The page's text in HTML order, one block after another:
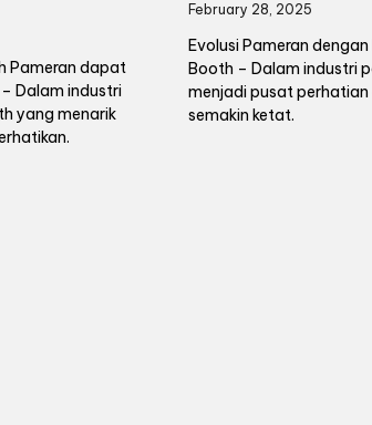
Pameran dapat
Dalam industri
yang menarik
February 28, 2025
Evolusi Pameran
Booth – Dalam industri
menjadi pusat
semakin ketat.